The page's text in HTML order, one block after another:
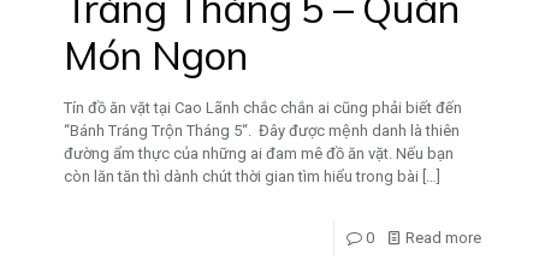
Món Ngon
Tín đồ ăn vặt tại Cao Lãnh chắc chắn ai cũng phải biết đến
“Bánh Tráng Trộn Tháng 5“. Đây được mệnh danh là thiên
đường ẩm thực của những ai đam mê đồ ăn vặt. Nếu bạn
còn lăn tăn thì dành chút thời gian tìm hiểu trong bài […]
0 Read more